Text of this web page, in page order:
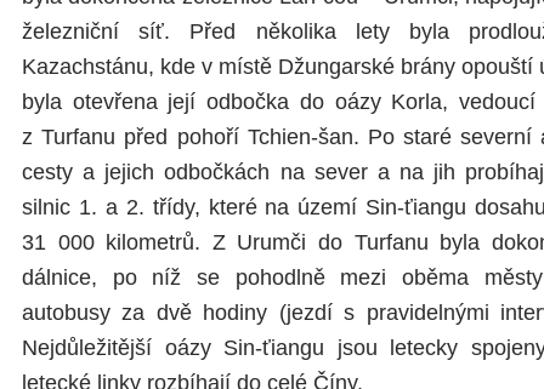
železniční síť. Před několika lety byla
Kazachstánu, kde v místě Džungarské brány opouští
byla otevřena její odbočka do oázy Korla,
z Turfanu před pohoří Tchien-šan. Po staré
cesty a jejich odbočkách na sever a na jih
silnic 1. a 2. třídy, které na území Sin-ťiangu
31 000 kilometrů. Z Urumči do Turfanu byla
dálnice, po níž se pohodlně mezi oběma
autobusy za dvě hodiny (jezdí s pravidelnými
Nejdůležitější oázy Sin-ťiangu jsou letecky
letecké linky rozbíhají do celé Číny.